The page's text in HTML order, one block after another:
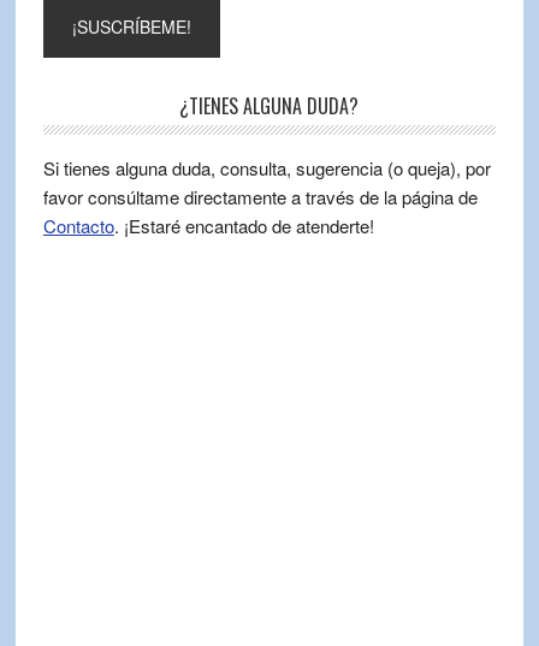
¿TIENES ALGUNA DUDA?
Si tienes alguna duda, consulta, sugerencia (o queja), por
favor consúltame directamente a través de la página de
Contacto. ¡Estaré encantado de atenderte!